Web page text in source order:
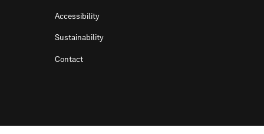
Accessibility
Sustainability
Contact